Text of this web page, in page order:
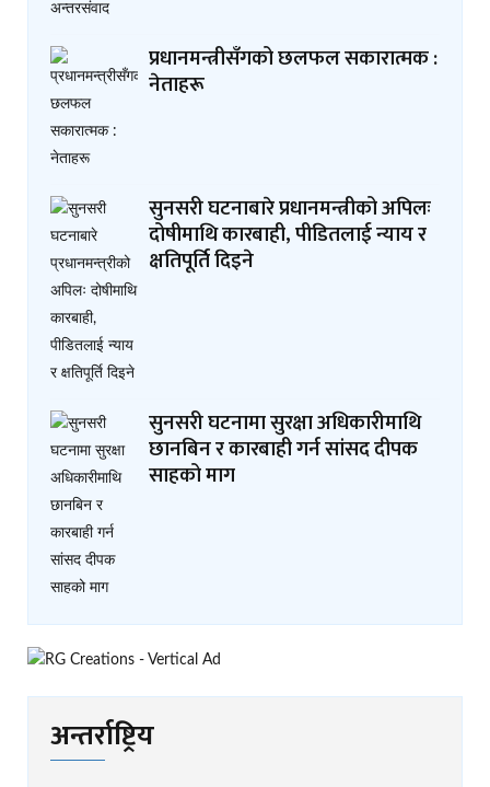
प्रधानमन्त्रीसँगको छलफल सकारात्मक :
नेताहरू
सुनसरी घटनाबारे प्रधानमन्त्रीको अपिलः
दोषीमाथि कारबाही, पीडितलाई न्याय र
क्षतिपूर्ति दिइने
सुनसरी घटनामा सुरक्षा अधिकारीमाथि
छानबिन र कारबाही गर्न सांसद दीपक
साहको माग
अन्तर्राष्ट्रिय